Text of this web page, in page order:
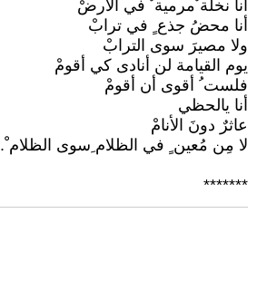
أنا نخلة ٌمرمية ٌ في الأرضْ
أنا محضُ جذع ٍ في ترابْ
ولا مصيرَ سوى الترابْ
يوم القيامة لن أنادى كي أقومْ
فلست ُ أقوى أن أقومْ
أنا يالحظي
عاثرٌ دونَ الأنامْ
لا مِن مُعين ٍ في الظلام ِسوى الظلام ْ.
*******